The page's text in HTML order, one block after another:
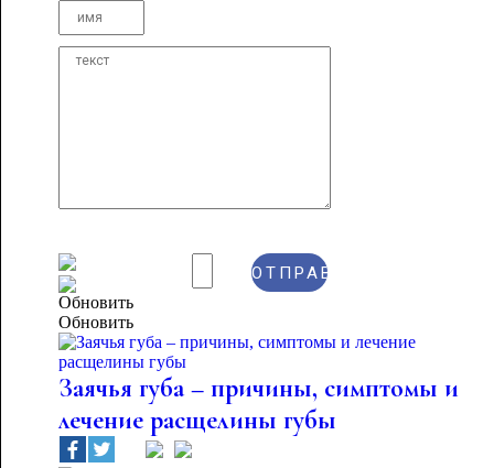
Обновить
Заячья губа – причины, симптомы и
лечение расщелины губы